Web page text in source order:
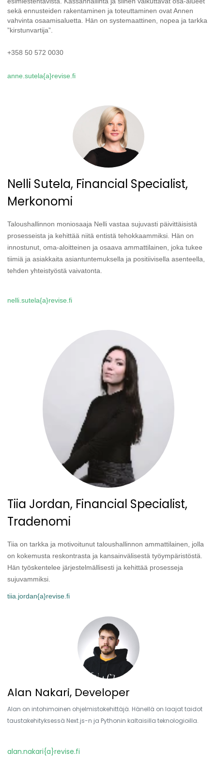
sekä ennusteiden rakentaminen ja toteuttaminen ovat Annen
vahvinta osaamisaluetta. Hän on systemaattinen, nopea ja tarkka
”kirstunvartija”.
+358 50 572 0030
anne.sutela​­{a}revise.fi
Nelli Sutela, Financial Specialist,
Merkonomi
Taloushallinnon moniosaaja Nelli vastaa sujuvasti päivittäisistä
prosesseista ja kehittää niitä entistä tehokkaammiksi. Hän on
innostunut, oma-aloitteinen ja osaava ammattilainen, joka tukee
tiimiä ja asiakkaita asiantuntemuksella ja positiivisella asenteella,
tehden yhteistyöstä vaivatonta.
nelli.sutela{a}revise.fi
Tiia Jordan, Financial Specialist,
Tradenomi
Tiia on tarkka ja motivoitunut taloushallinnon ammattilainen, jolla
on kokemusta reskontrasta ja kansainvälisestä työympäristöstä.
Hän työskentelee järjestelmällisesti ja kehittää prosesseja
sujuvammiksi.
tiia.jordan{a}revise.fi
Alan Nakari, Developer
Alan on intohimoinen ohjelmistokehittäjä. Hänellä on laajat taidot
taustakehityksessä Next.js-n ja Pythonin kaltaisilla teknologioilla.
alan.nakari{a}revise.fi